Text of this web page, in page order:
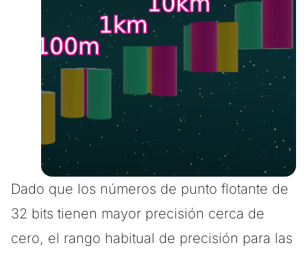
Dado que los números de punto flotante de
32 bits tienen mayor precisión cerca de
cero, el rango habitual de precisión para las